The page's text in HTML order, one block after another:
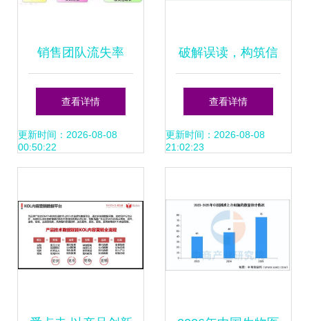
销售团队流失率
高、业绩低迷 痛点
剖析与系统化解决
查看详情
更新时间：2026-08-08
00:50:22
破解误读，构筑信
任 杭州楼市一个关
于德清购房群体的
查看详情
更新时间：2026-08-08
21:02:23